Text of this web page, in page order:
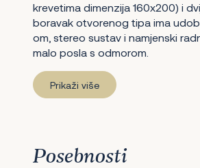
krevetima dimenzija 160x200) i
boravak otvorenog tipa ima
om, stereo sustav i namjenski
malo posla s odmorom.
Prikaži više
Posebnosti